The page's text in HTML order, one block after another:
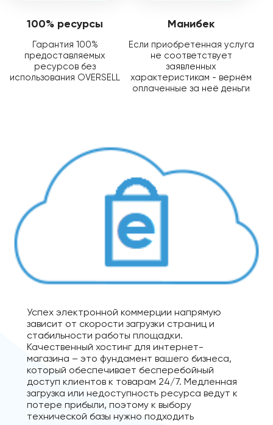
100% ресурсы
Гарантия 100%
предоставляемых
ресурсов без
использования OVERSELL
Манибек
Если приобретенная услуга
не соответствует
заявленных
характеристикам - вернём
оплаченные за неё деньги
Успех электронной коммерции напрямую
зависит от скорости загрузки страниц и
стабильности работы площадки.
Качественный хостинг для интернет-
магазина – это фундамент вашего бизнеса,
который обеспечивает бесперебойный
доступ клиентов к товарам 24/7. Медленная
загрузка или недоступность ресурса ведут к
потере прибыли, поэтому к выбору
технической базы нужно подходить